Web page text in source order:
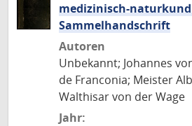
medizinisch-
Sammelhandschrift
Autoren
Unbekannt; Johannes
de Franconia; Meister
Walthisar von der Wage
Jahr: